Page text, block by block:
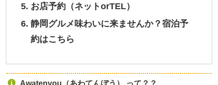
お店予約（ネットorTEL）
静岡グルメ味わいに来ませんか？宿泊予
約はこちら
Awatenvou（あわてんぼう） って？？